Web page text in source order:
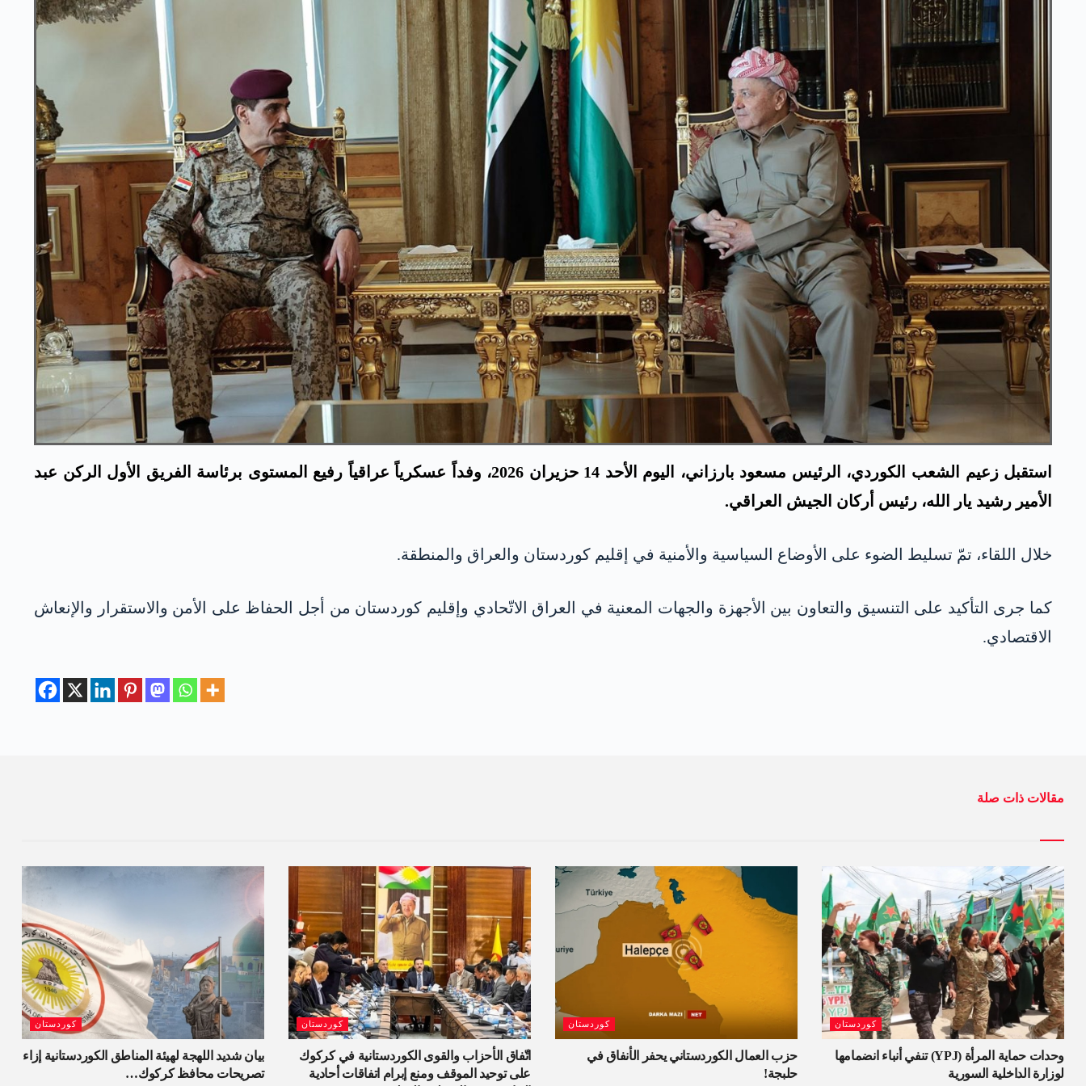
استقبل زعيم الشعب الكوردي، الرئيس مسعود بارزاني، اليوم الأحد 14 حزيران 2026، وفداً عسكرياً عراقياً رفيع المستوى برئاسة الفريق الأول الركن عبد
الأمير رشيد يار الله، رئيس أركان الجيش العراقي.
خلال اللقاء، تمّ تسليط الضوء على الأوضاع السياسية والأمنية في إقليم كوردستان والعراق والمنطقة.
كما جرى التأكيد على التنسيق والتعاون بين الأجهزة والجهات المعنية في العراق الاتّحادي وإقليم كوردستان من أجل الحفاظ على الأمن والاستقرار والإنعاش
الاقتصادي.
مقالات ذات صلة
كوردستان
بيان شديد اللهجة لهيئة المناطق الكوردستانية إزاء
تصريحات محافظ كركوك…
كوردستان
اتّفاق الأحزاب والقوى الكوردستانية في كركوك
على توحيد الموقف ومنع إبرام اتفاقات أحادية
كوردستان
حزب العمال الكوردستاني يحفر الأنفاق في
حلبجة!
كوردستان
وحدات حماية المرأة (YPJ) تنفي أنباء انضمامها
لوزارة الداخلية السورية